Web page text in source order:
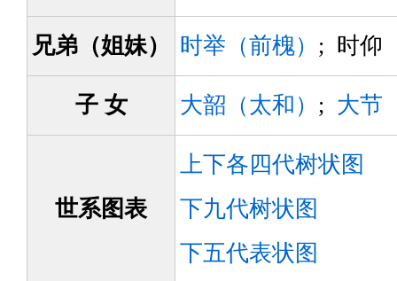
兄弟（姐妹） 时举（前槐） ; 时仰
子 女 大韶（太和） ; 大节
世系图表
上下各四代树状图
下九代树状图
下五代表状图